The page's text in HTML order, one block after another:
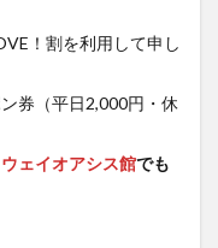
！割を利用して申し
券（平日2,000円・休
ェイオアシス館でも